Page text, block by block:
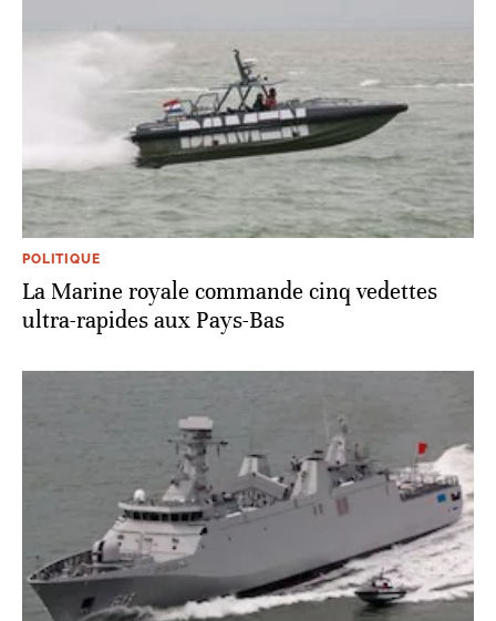
POLITIQUE
La Marine royale commande cinq vedettes
ultra-rapides aux Pays-Bas